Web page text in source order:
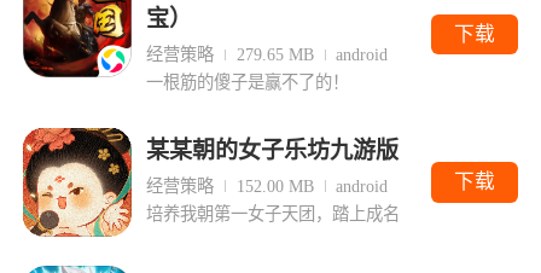
宝）
经营策略 279.65 MB
android
一根筋的傻子是赢不了的！
下载
某某朝的女子乐坊九游版
经营策略 152.00 MB
android
培养我朝第一女子天团，踏上成名
下载